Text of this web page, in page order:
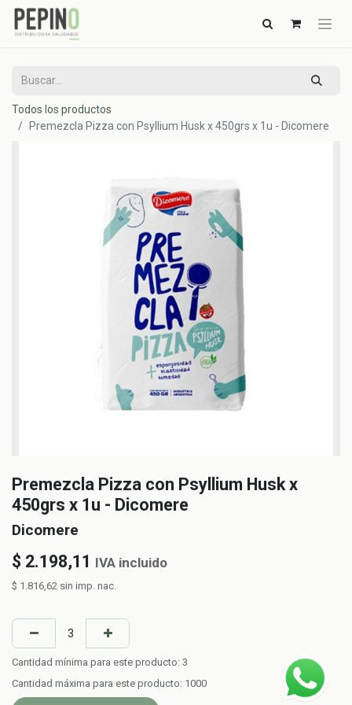
Todos los productos
Premezcla Pizza con Psyllium Husk x 450grs x 1u - Dicomere
Premezcla Pizza con Psyllium Husk x
450grs x 1u - Dicomere
Dicomere
$ 2.198,11 IVA incluido
$ 1.816,62 sin imp. nac.
Cantidad mínima para este producto: 3
Cantidad máxima para este producto: 1000